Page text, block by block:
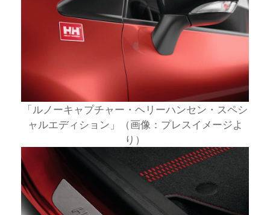
「ルノーキャプチャー・ヘリーハンセン・スペシ
ャルエディション」（画像：プレスイメージよ
り）